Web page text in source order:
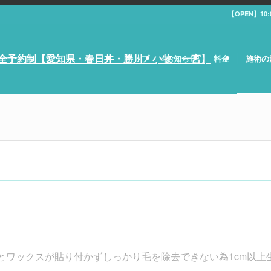
【OPEN】
トップ お知らせ 料金 施術
ワックスが貼り付かずしっかり毛を除去できない為1cm以上